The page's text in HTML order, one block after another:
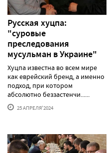
Русская хуцпа:
"суровые
преследования
мусульман в Украине"
Хуцпа известна во всем мире
как еврейский бренд, а именно
подход, при котором
абсолютно беззастенчи......
25 АПРЕЛЯ'2024